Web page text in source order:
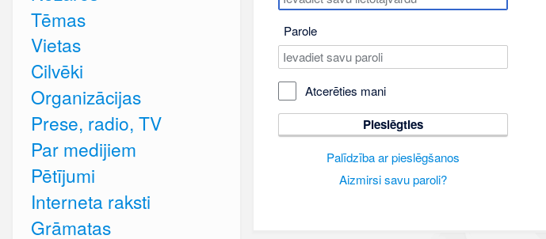
Parole
Atcerēties mani
Pieslēgties
Palīdzība ar pieslēgšanos
Aizmirsi savu paroli?
Tēmas
Vietas
Cilvēki
Organizācijas
Prese, radio, TV
Par medijiem
Pētījumi
Interneta raksti
Grāmatas